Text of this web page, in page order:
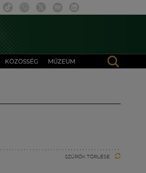
KÖZÖSSÉG MÚZEUM
SZŰRŐK TÖRLÉSE